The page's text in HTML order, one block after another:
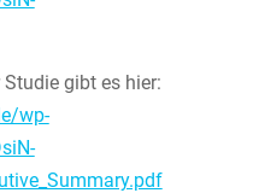
Studie gibt es hier:
wp-